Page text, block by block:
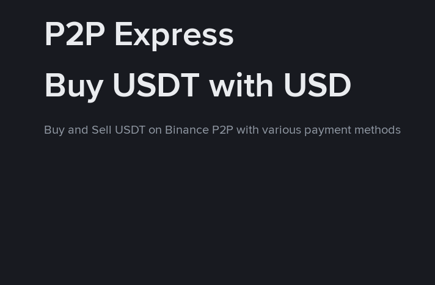
P2P Express
Buy USDT with USD
Buy and Sell USDT on Binance P2P with various payment methods